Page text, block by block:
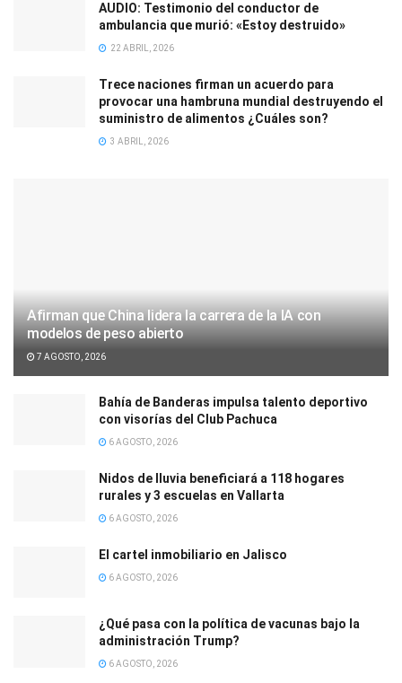
AUDIO: Testimonio del conductor de
ambulancia que murió: «Estoy destruido»
22 ABRIL, 2026
Trece naciones firman un acuerdo para
provocar una hambruna mundial destruyendo el
suministro de alimentos ¿Cuáles son?
3 ABRIL, 2026
Afirman que China lidera la carrera de la IA con
modelos de peso abierto
7 AGOSTO, 2026
Bahía de Banderas impulsa talento deportivo
con visorías del Club Pachuca
6 AGOSTO, 2026
Nidos de lluvia beneficiará a 118 hogares
rurales y 3 escuelas en Vallarta
6 AGOSTO, 2026
El cartel inmobiliario en Jalisco
6 AGOSTO, 2026
¿Qué pasa con la política de vacunas bajo la
administración Trump?
6 AGOSTO, 2026